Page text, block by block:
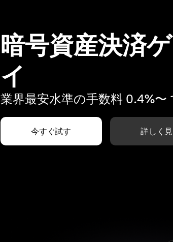
暗号資産決済
イ
業界最安水準の手数料 0.4%〜
今すぐ試す 詳しく